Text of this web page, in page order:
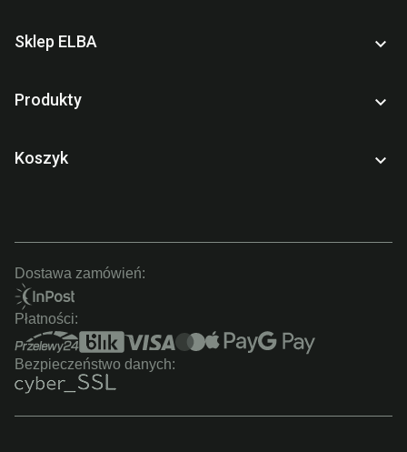
Sklep ELBA 
Produkty 
Koszyk 
Dostawa zamówień:
Płatności:
Bezpieczeństwo danych: